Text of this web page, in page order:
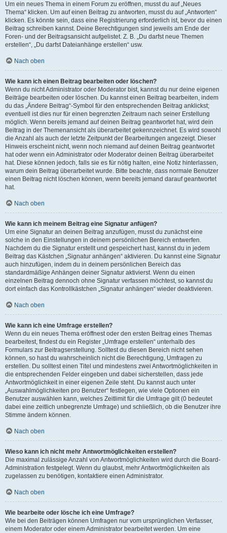
Um ein neues Thema in einem Forum zu eröffnen, musst du auf „Neues
Thema“ klicken. Um auf einen Beitrag zu antworten, musst du auf „Antworten“
klicken. Es könnte sein, dass eine Registrierung erforderlich ist, bevor du einen
Beitrag schreiben kannst. Deine Berechtigungen sind jeweils am Ende der
Foren- und der Beitragsansicht aufgelistet. Z. B. „Du darfst neue Themen
erstellen“, „Du darfst Dateianhänge erstellen“ usw.
Nach oben
Wie kann ich einen Beitrag bearbeiten oder löschen?
Wenn du nicht Administrator oder Moderator bist, kannst du nur deine eigenen
Beiträge bearbeiten oder löschen. Du kannst einen Beitrag bearbeiten, indem
du das „Ändere Beitrag“-Symbol für den entsprechenden Beitrag anklickst;
eventuell ist dies nur für einen begrenzten Zeitraum nach seiner Erstellung
möglich. Wenn bereits jemand auf deinen Beitrag geantwortet hat, wird dein
Beitrag in der Themenansicht als überarbeitet gekennzeichnet. Es wird sowohl
die Anzahl als auch der letzte Zeitpunkt der Bearbeitungen angezeigt. Dieser
Hinweis erscheint nicht, wenn noch niemand auf deinen Beitrag geantwortet
hat oder wenn ein Administrator oder Moderator deinen Beitrag überarbeitet
hat. Diese können jedoch, falls sie es für nötig halten, eine Notiz hinterlassen,
warum dein Beitrag überarbeitet wurde. Bitte beachte, dass normale Benutzer
einen Beitrag nicht löschen können, wenn bereits jemand darauf geantwortet
hat.
Nach oben
Wie kann ich meinem Beitrag eine Signatur anfügen?
Um eine Signatur an deinen Beitrag anzufügen, musst du zunächst eine
solche in den Einstellungen in deinem persönlichen Bereich entwerfen.
Nachdem du die Signatur erstellt und gespeichert hast, kannst du in jedem
Beitrag das Kästchen „Signatur anhängen“ aktivieren. Du kannst eine Signatur
auch hinzufügen, indem du in deinem persönlichen Bereich das
standardmäßige Anhängen deiner Signatur aktivierst. Wenn du einen
einzelnen Beitrag dennoch ohne Signatur verfassen möchtest, so kannst du
dort einfach das Kontrollkästchen „Signatur anhängen“ wieder deaktivieren.
Nach oben
Wie kann ich eine Umfrage erstellen?
Wenn du ein neues Thema eröffnest oder den ersten Beitrag eines Themas
bearbeitest, findest du ein Register „Umfrage erstellen“ unterhalb des
Formulars zur Beitragserstellung. Solltest du diesen Bereich nicht sehen
können, so hast du wahrscheinlich nicht die Berechtigung, Umfragen zu
erstellen. Du solltest einen Titel und mindestens zwei Antwortmöglichkeiten in
die entsprechenden Felder eingeben und dabei sicherstellen, dass jede
Antwortmöglichkeit in einer eigenen Zeile steht. Du kannst auch unter
„Auswahlmöglichkeiten pro Benutzer“ festlegen, wie viele Optionen ein
Benutzer auswählen kann, welches Zeitlimit für die Umfrage gilt (0 bedeutet
dabei eine zeitlich unbegrenzte Umfrage) und schließlich, ob die Benutzer ihre
Stimme ändern können.
Nach oben
Wieso kann ich nicht mehr Antwortmöglichkeiten erstellen?
Die maximal zulässige Anzahl von Antwortmöglichkeiten wird durch die Board-
Administration festgelegt. Wenn du glaubst, mehr Antwortmöglichkeiten als
zugelassen zu benötigen, kontaktiere einen Administrator.
Nach oben
Wie bearbeite oder lösche ich eine Umfrage?
Wie bei den Beiträgen können Umfragen nur vom ursprünglichen Verfasser,
einem Moderator oder einem Administrator bearbeitet werden. Um eine